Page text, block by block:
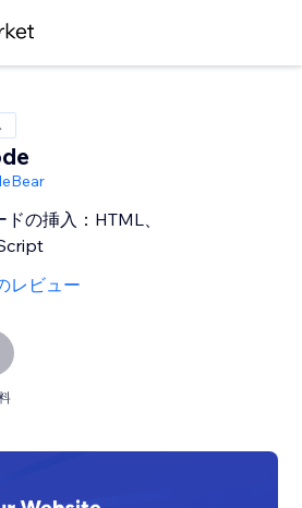
の挿入：HTML、
レビュー